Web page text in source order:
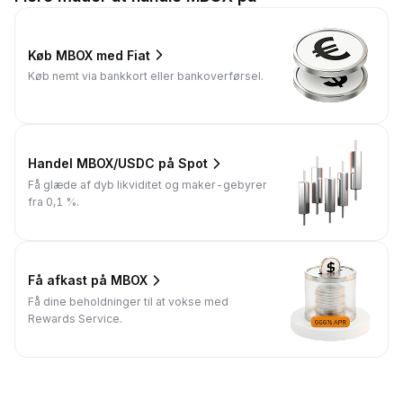
Køb MBOX med Fiat
Køb nemt via bankkort eller bankoverførsel.
Handel MBOX/USDC på Spot
Få glæde af dyb likviditet og maker-gebyrer
fra 0,1 %.
Få afkast på MBOX
Få dine beholdninger til at vokse med
Rewards Service.